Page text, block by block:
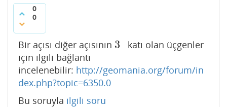
0
0
Bir açısı diğer açısının 3
3 katı olan üçgenler
için ilgili bağlantı
incelenebilir: http://geomania.org/forum/in
dex.php?topic=6350.0
Bu soruyla ilgili soru